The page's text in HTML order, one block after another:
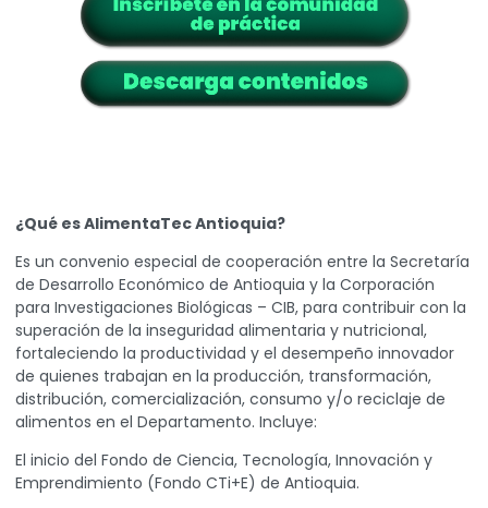
¿Qué es AlimentaTec Antioquia?
Es un convenio especial de cooperación entre la Secretaría
de Desarrollo Económico de Antioquia y la Corporación
para Investigaciones Biológicas – CIB, para contribuir con la
superación de la inseguridad alimentaria y nutricional,
fortaleciendo la productividad y el desempeño innovador
de quienes trabajan en la producción, transformación,
distribución, comercialización, consumo y/o reciclaje de
alimentos en el Departamento. Incluye:
El inicio del Fondo de Ciencia, Tecnología, Innovación y
Emprendimiento (Fondo CTi+E) de Antioquia.